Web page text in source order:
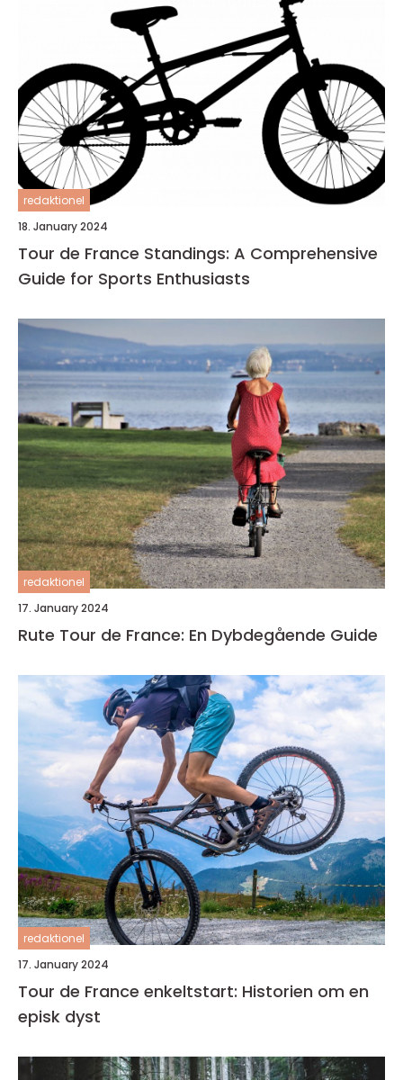
redaktionel
18. January 2024
Tour de France Standings: A Comprehensive
Guide for Sports Enthusiasts
redaktionel
17. January 2024
Rute Tour de France: En Dybdegående Guide
redaktionel
17. January 2024
Tour de France enkeltstart: Historien om en
episk dyst